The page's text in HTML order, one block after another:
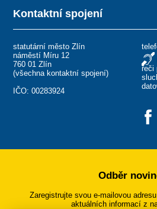
Kontaktní spojení
statutární město Zlín
náměstí Míru 12
760 01 Zlín
(všechna kontaktní spojení)
IČO: 00283924
řeči
Odběr
Zaregistrujte svou e-mailovou
aktuálních informací z